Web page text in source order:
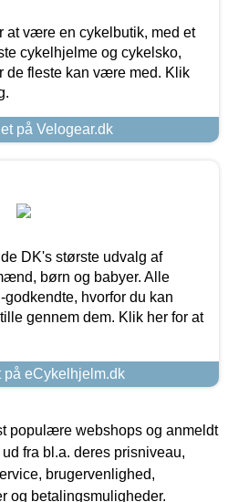
at være en cykelbutik, med et
cykelhjelme og cykelsko,
de fleste kan være med. Klik
på Velogear.dk
DK's største udvalg af
børn og babyer. Alle
hvorfor du kan
gennem dem. Klik her for at
på eCykelhjelm.dk
populære webshops og anmeldt
fra bl.a. deres prisniveau,
brugervenlighed,
og betalingsmuligheder.